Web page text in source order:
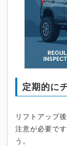
定期的に
リフトアップ後
注意が必要で
う。